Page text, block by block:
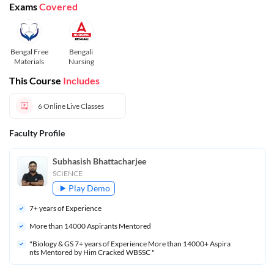
ExamsCovered
Bengal Free
Materials
Bengali
Nursing
This Course Includes
6Online Live Classes
Faculty Profile
Subhasish Bhattacharjee
SCIENCE
Play Demo
7+ years of Experience
More than 14000 Aspirants Mentored
"Biology & GS 7+ years of Experience More than 14000+ Aspira
nts Mentored by Him Cracked WBSSC "